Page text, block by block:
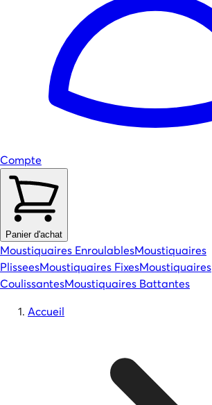
Compte
Panier d'achat
Moustiquaires EnroulablesMoustiquaires
PlisseesMoustiquaires FixesMoustiquaires
CoulissantesMoustiquaires Battantes
Accueil